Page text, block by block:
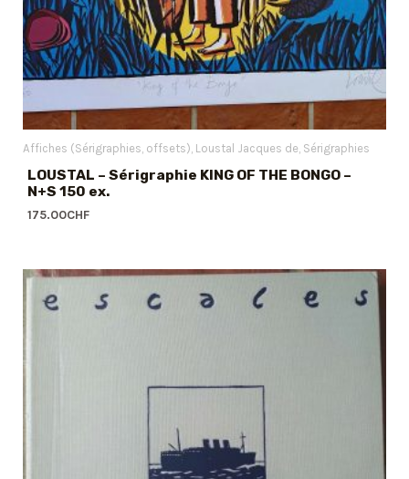
Affiches (Sérigraphies, offsets) Loustal Jacques de Sérigraphies
LOUSTAL – Sérigraphie KING OF THE BONGO –
N+S 150 ex.
175.00CHF